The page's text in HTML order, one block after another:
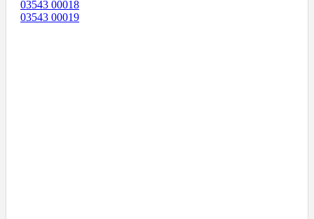
03543 00018
03543 00019